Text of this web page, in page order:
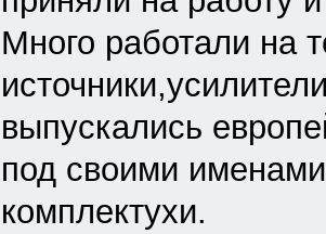
Много работали на
выпускались
под своими
комплектухи.